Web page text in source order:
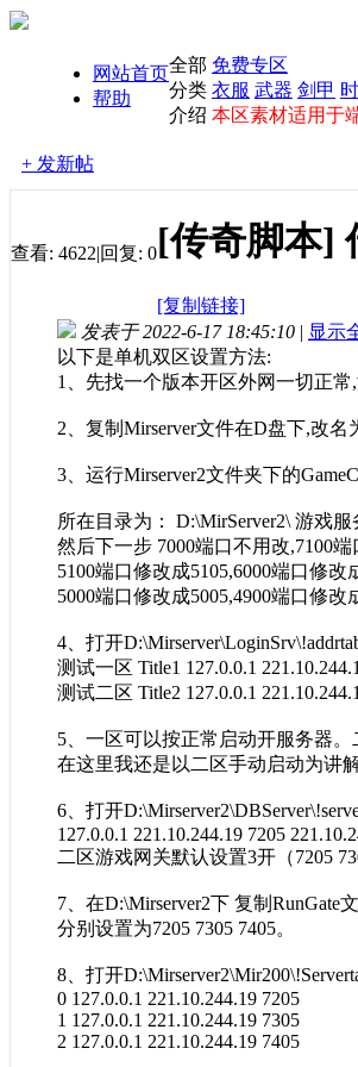
网站首页
帮助
全部 免费专区
分类 衣服 武器 剑甲
介绍 本区素材适用于
+ 发新帖
查看: 4622|回复: 0[传奇脚本]
[复制链接]
发表于 2022-6-17 18:45:10 | 显示
以下是单机双区设置方法:
1、先找一个版本开区外网一切正常,
2、复制Mirserver文件在D盘下,改名
3、运行Mirserver2文件夹下的
所在目录为： D:\MirServer2\ 游戏
然后下一步 7000端口不用改,7100
5100端口修改成5105,6000端口修改
5000端口修改成5005,4900端口修
4、打开
测试一区 Title1 127.0.0.1
测试二区 Title2 127.0.0.1
5、一区可以按正常启动开服务器
在这里我还是以二区手动启动为讲
6、打开
127.0.0.1 221.10.244.19 7205
二区游戏网关默认设置3开（7205
7、在D:\Mirserver2下 复制RunGate
分别设置为7205 7305 7405。
8、打开
0 127.0.0.1 221.10.244.19 7205
1 127.0.0.1 221.10.244.19 7305
2 127.0.0.1 221.10.244.19 7405